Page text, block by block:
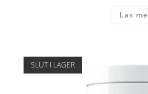
Läs
SLUT I LAGER